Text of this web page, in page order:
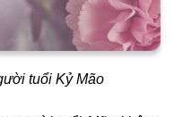
tuổi Kỷ Mão